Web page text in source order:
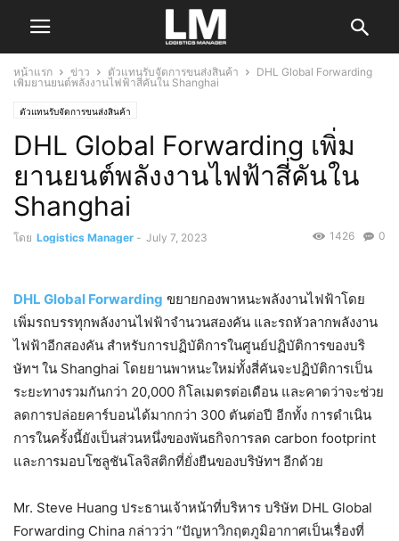
หน้าแรก ข่าว ตัวแทนรับจัดการขนส่งสินค้า
DHL Global Forwarding
เพิ่มยานยนต์พลังงานไฟฟ้าสี่คันใน Shanghai
ตัวแทนรับจัดการขนส่งสินค้า
DHL Global Forwarding เพิ่ม
ยานยนต์พลังงานไฟฟ้าสี่คันใน
Shanghai
โดย Logistics Manager - July 7, 2023 0
1426
DHL Global Forwarding ขยายกองพาหนะพลังงานไฟฟ้าโดย
เพิ่มรถบรรทุกพลังงานไฟฟ้าจำนวนสองคัน และรถหัวลากพลังงาน
ไฟฟ้าอีกสองคัน สำหรับการปฏิบัติการในศูนย์ปฏิบัติการของบริ
ษัทฯ ใน Shanghai โดยยานพาหนะใหม่ทั้งสี่คันจะปฏิบัติการเป็น
ระยะทางรวมกันกว่า 20,000 กิโลเมตรต่อเดือน และคาดว่าจะช่วย
ลดการปล่อยคาร์บอนได้มากกว่า 300 ตันต่อปี อีกทั้ง การดำเนิน
การในครั้งนี้ยังเป็นส่วนหนึ่งของพันธกิจการลด carbon footprint
และการมอบโซลูชันโลจิสติกที่ยั่งยืนของบริษัทฯ อีกด้วย
Mr. Steve Huang ประธานเจ้าหน้าที่บริหาร บริษัท DHL Global
Forwarding China กล่าวว่า “ปัญหาวิกฤตภูมิอากาศเป็นเรื่องที่